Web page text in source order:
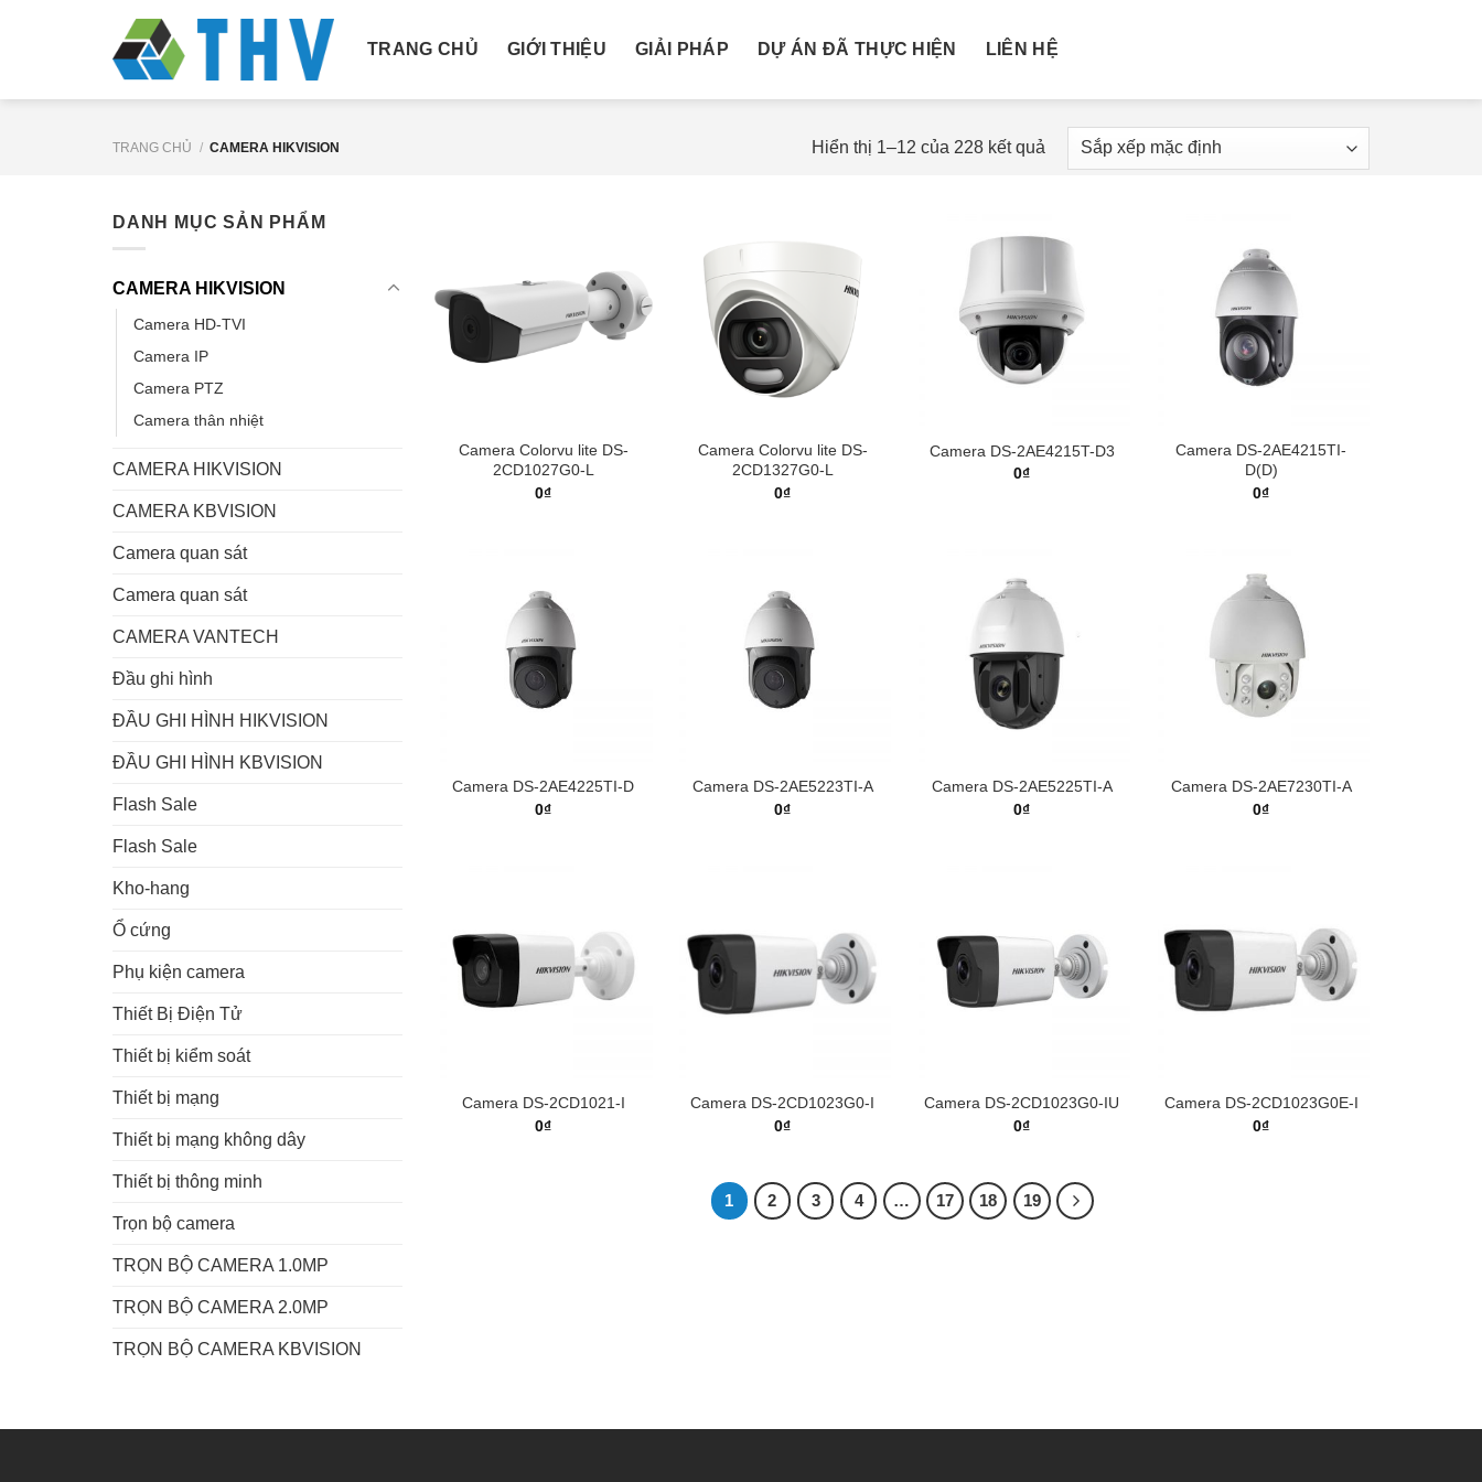
dung
TRANG CHỦ GIỚI THIỆU GIẢI PHÁP DỰ ÁN ĐÃ THỰC HIỆN LIÊN HỆ
TRANG CHỦ / CAMERA HIKVISION Hiển thị 1–12 của 228 kết quả
DANH MỤC SẢN PHẨM
CAMERA HIKVISION
Camera HD-TVI
Camera IP
Camera PTZ
Camera thân nhiệt
CAMERA HIKVISION
CAMERA KBVISION
Camera quan sát
Camera quan sát
CAMERA VANTECH
Đầu ghi hình
ĐẦU GHI HÌNH HIKVISION
ĐẦU GHI HÌNH KBVISION
Flash Sale
Flash Sale
Kho-hang
Ổ cứng
Phụ kiện camera
Thiết Bị Điện Tử
Thiết bị kiểm soát
Thiết bị mạng
Thiết bị mạng không dây
Thiết bị thông minh
Trọn bộ camera
TRỌN BỘ CAMERA 1.0MP
TRỌN BỘ CAMERA 2.0MP
TRỌN BỘ CAMERA KBVISION
Camera Colorvu lite DS-
2CD1027G0-L
0₫
Camera Colorvu lite DS-
2CD1327G0-L
0₫
Camera DS-2AE4215T-D3
0₫
Camera DS-2AE4215TI-
D(D)
0₫
Camera DS-2AE4225TI-D
0₫
Camera DS-2AE5223TI-A
0₫
Camera DS-2AE5225TI-A
0₫
Camera DS-2AE7230TI-A
0₫
Camera DS-2CD1021-I
0₫
Camera DS-2CD1023G0-I
0₫
Camera DS-2CD1023G0-IU
0₫
Camera DS-2CD1023G0E-I
0₫
1 2 3 4 … 17 18 19